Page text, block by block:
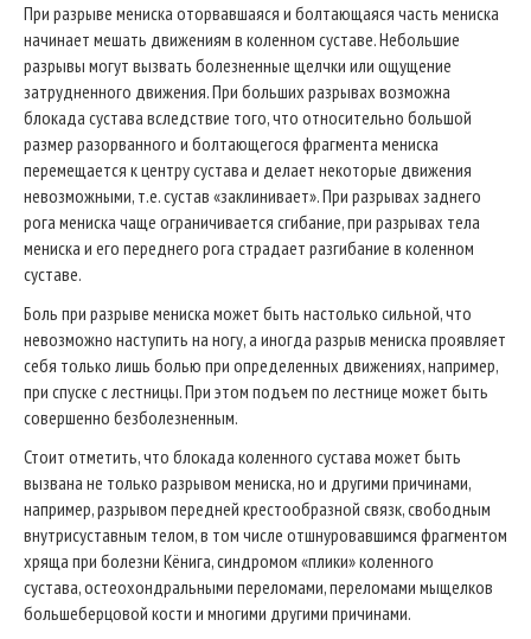
При разрыве мениска оторвавшаяся и болтающаяся часть мениска
начинает мешать движениям в коленном суставе. Небольшие
разрывы могут вызвать болезненные щелчки или ощущение
затрудненного движения. При больших разрывах возможна
блокада сустава вследствие того, что относительно большой
размер разорванного и болтающегося фрагмента мениска
перемещается к центру сустава и делает некоторые движения
невозможными, т.е. сустав «заклинивает». При разрывах заднего
рога мениска чаще ограничивается сгибание, при разрывах тела
мениска и его переднего рога страдает разгибание в коленном
суставе.
Боль при разрыве мениска может быть настолько сильной, что
невозможно наступить на ногу, а иногда разрыв мениска проявляет
себя только лишь болью при определенных движениях, например,
при спуске с лестницы. При этом подъем по лестнице может быть
совершенно безболезненным.
Стоит отметить, что блокада коленного сустава может быть
вызвана не только разрывом мениска, но и другими причинами,
например, разрывом передней крестообразной связк, свободным
внутрисуставным телом, в том числе отшнуровавшимся фрагментом
хряща при болезни Кёнига, синдромом «плики» коленного
сустава, остеохондральными переломами, переломами мыщелков
большеберцовой кости и многими другими причинами.